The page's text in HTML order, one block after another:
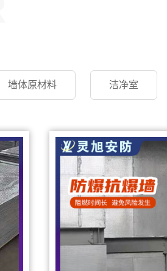
墙体原材料 洁净室